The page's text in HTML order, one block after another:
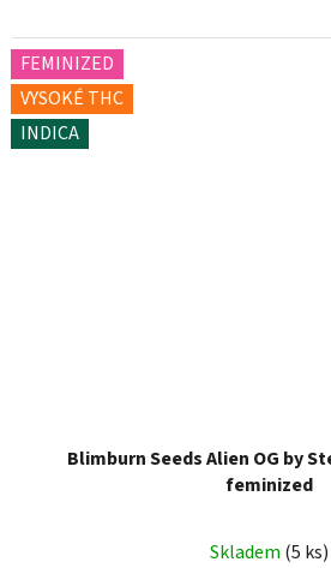
FEMINIZED
VYSOKÉ THC
INDICA
Blimburn Seeds Alien OG by
feminized
Skladem (5 ks)